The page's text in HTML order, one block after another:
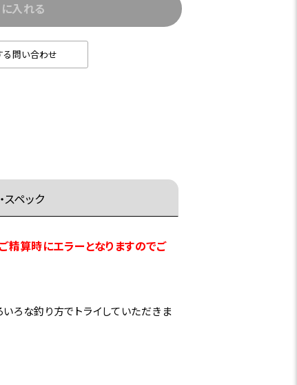
入れる
る問い合わせ
スペック
精算時にエラーとなりますのでご
ろな釣り方でトライしていただきま